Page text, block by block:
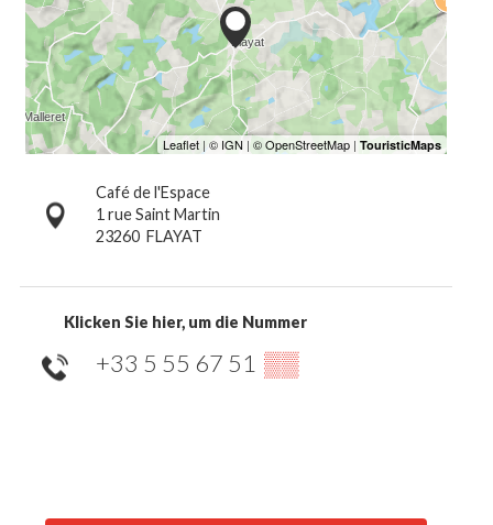
Café de l'Espace
1 rue Saint Martin
23260 FLAYAT
Klicken Sie hier, um die Nummer
+33 5 55 67 51 ▒▒